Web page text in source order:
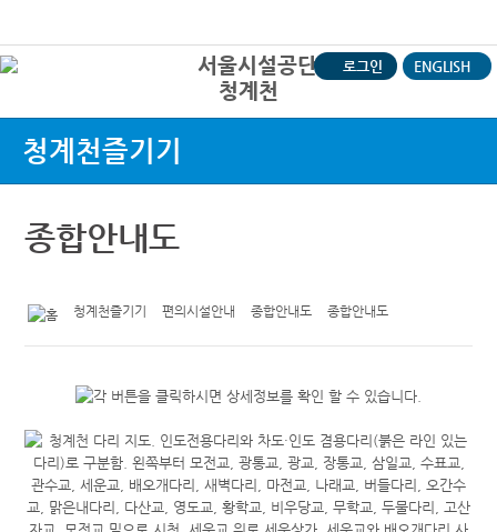
청계천
로그인 ENGLISH
청계천즐기기
종합안내도
청계천즐기기 편의시설안내 종합안내도 종합안내도